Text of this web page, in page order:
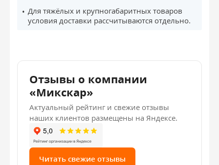
Для тяжёлых и крупногабаритных товаров
условия доставки рассчитываются отдельно.
Отзывы о компании
«Микскар»
Актуальный рейтинг и свежие отзывы
наших клиентов размещены на Яндексе.
Читать свежие отзывы